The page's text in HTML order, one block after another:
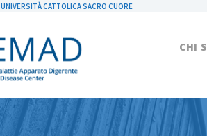
UNIVERSITÀ CATTOLICA SACRO CUORE
CHI